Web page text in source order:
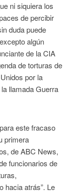
ni siquiera los
de percibir
duda puede
algún
de la CIA
de torturas de
por la
llamada Guerra
este fracaso
primera
de ABC News,
funcionarios de
hacia atrás”. Le